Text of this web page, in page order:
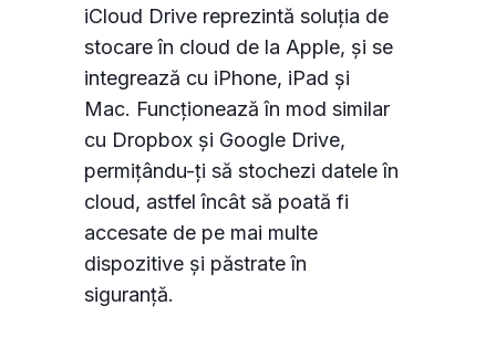
iCloud Drive reprezintă soluția de
stocare în cloud de la Apple, și se
integrează cu iPhone, iPad și
Mac. Funcționează în mod similar
cu Dropbox și Google Drive,
permițându-ți să stochezi datele în
cloud, astfel încât să poată fi
accesate de pe mai multe
dispozitive și păstrate în
siguranță.